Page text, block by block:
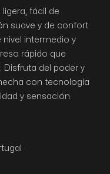
ligera, fácil de
suave y de confort.
nivel intermedio y
rápido que
Disfruta del poder y
con tecnología
y sensación.